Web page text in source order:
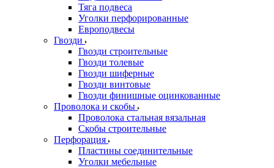
Тяга подвеса
Уголки перфорированные
Европодвесы
Гвозди
Гвозди строительные
Гвозди толевые
Гвозди шиферные
Гвозди винтовые
Гвозди финишные оцинкованные
Проволока и скобы
Проволока стальная вязальная
Скобы строительные
Перфорация
Пластины соединительные
Уголки мебельные